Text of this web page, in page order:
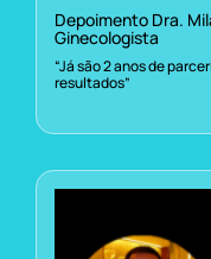
Depoimento Dra.
Ginecologista
“Já são 2 anos de
resultados”